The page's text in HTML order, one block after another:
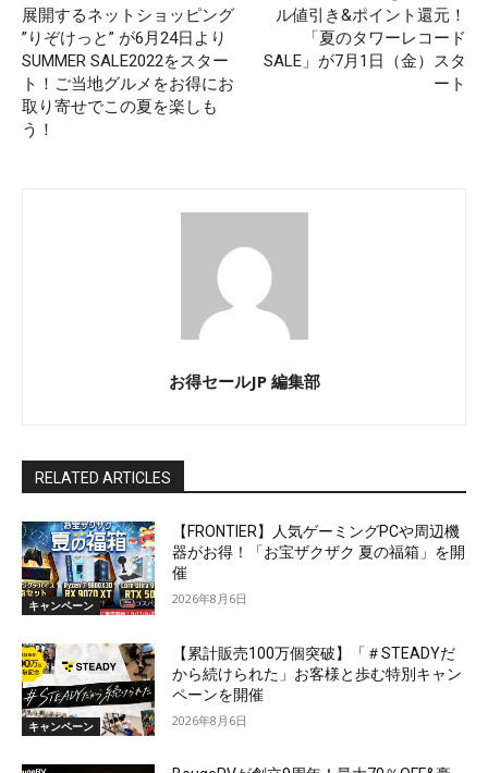
展開するネットショッピング
”りぞけっと” が6月24日より
SUMMER SALE2022をスター
ト！ご当地グルメをお得にお
取り寄せでこの夏を楽しも
う！
ル値引き&ポイント還元！
「夏のタワーレコード
SALE」が7月1日（金）スタ
ート
お得セールJP 編集部
RELATED ARTICLES
キャンペーン
【FRONTIER】人気ゲーミングPCや周辺機
器がお得！「お宝ザクザク 夏の福箱」を開
催
2026年8月6日
キャンペーン
【累計販売100万個突破】「＃STEADYだ
から続けられた」お客様と歩む特別キャン
ペーンを開催
2026年8月6日